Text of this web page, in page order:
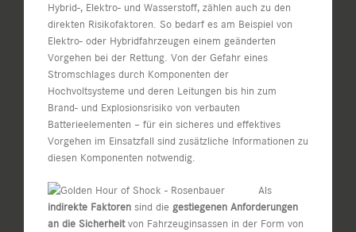
Hybrid-, Elektro- und Wasserstoff, zählen auch zu den
direkten Risikofaktoren. So bedarf es am Beispiel von
Elektro- oder Hybridfahrzeugen einem geänderten
Vorgehen bei der Rettung. Von der Gefahr eines
Stromschlages durch Komponenten der
Hochvoltsysteme und deren Leitungen bis hin zum
Brand- und Explosionsrisiko von verbauten
Batterieelementen – für ein sicheres und effektives
Vorgehen im Einsatzfall sind zusätzliche Informationen zu
diesen Komponenten notwendig.
Als
indirekte Faktoren sind die gestiegenen Anforderungen
an die Sicherheitvon Fahrzeuginsassen in der Form von